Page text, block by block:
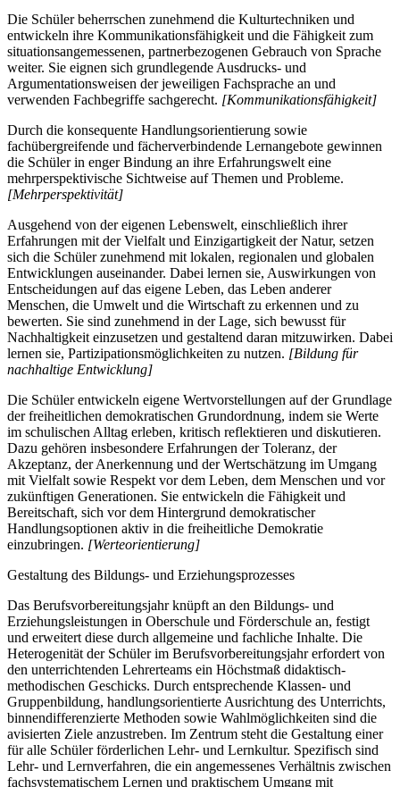
Die Schüler beherrschen zunehmend die Kulturtechniken und
entwickeln ihre Kommunikationsfähigkeit und die Fähigkeit zum
situationsangemessenen, partnerbezogenen Gebrauch von Sprache
weiter. Sie eignen sich grundlegende Ausdrucks- und
Argumentationsweisen der jeweiligen Fachsprache an und
verwenden Fachbegriffe sachgerecht. [Kommunikationsfähigkeit]
Durch die konsequente Handlungsorientierung sowie
fachübergreifende und fächerverbindende Lernangebote gewinnen
die Schüler in enger Bindung an ihre Erfahrungswelt eine
mehrperspektivische Sichtweise auf Themen und Probleme.
[Mehrperspektivität]
Ausgehend von der eigenen Lebenswelt, einschließlich ihrer
Erfahrungen mit der Vielfalt und Einzigartigkeit der Natur, setzen
sich die Schüler zunehmend mit lokalen, regionalen und globalen
Entwicklungen auseinander. Dabei lernen sie, Auswirkungen von
Entscheidungen auf das eigene Leben, das Leben anderer
Menschen, die Umwelt und die Wirtschaft zu erkennen und zu
bewerten. Sie sind zunehmend in der Lage, sich bewusst für
Nachhaltigkeit einzusetzen und gestaltend daran mitzuwirken. Dabei
lernen sie, Partizipationsmöglichkeiten zu nutzen. [Bildung für
nachhaltige Entwicklung]
Die Schüler entwickeln eigene Wertvorstellungen auf der Grundlage
der freiheitlichen demokratischen Grundordnung, indem sie Werte
im schulischen Alltag erleben, kritisch reflektieren und diskutieren.
Dazu gehören insbesondere Erfahrungen der Toleranz, der
Akzeptanz, der Anerkennung und der Wertschätzung im Umgang
mit Vielfalt sowie Respekt vor dem Leben, dem Menschen und vor
zukünftigen Generationen. Sie entwickeln die Fähigkeit und
Bereitschaft, sich vor dem Hintergrund demokratischer
Handlungsoptionen aktiv in die freiheitliche Demokratie
einzubringen. [Werteorientierung]
Gestaltung des Bildungs- und Erziehungsprozesses
Das Berufsvorbereitungsjahr knüpft an den Bildungs- und
Erziehungsleistungen in Oberschule und Förderschule an, festigt
und erweitert diese durch allgemeine und fachliche Inhalte. Die
Heterogenität der Schüler im Berufsvorbereitungsjahr erfordert von
den unterrichtenden Lehrerteams ein Höchstmaß didaktisch-
methodischen Geschicks. Durch entsprechende Klassen- und
Gruppenbildung, handlungsorientierte Ausrichtung des Unterrichts,
binnendifferenzierte Methoden sowie Wahlmöglichkeiten sind die
avisierten Ziele anzustreben. Im Zentrum steht die Gestaltung einer
für alle Schüler förderlichen Lehr- und Lernkultur. Spezifisch sind
Lehr- und Lernverfahren, die ein angemessenes Verhältnis zwischen
fachsystematischem Lernen und praktischem Umgang mit